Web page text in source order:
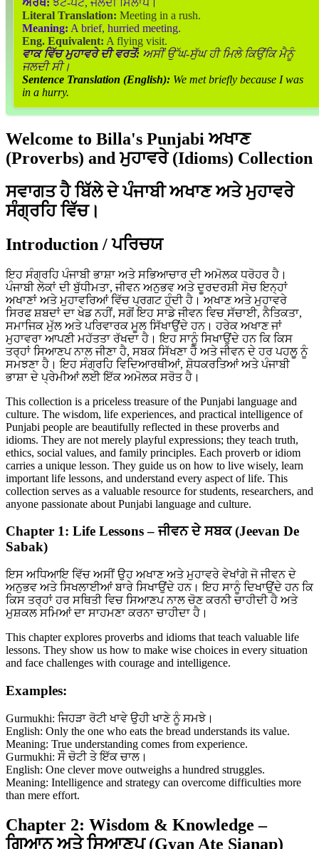
ਅਰਥ: ਝਟ-ਪਟ, ਜਲਦੀ ਮਿਲਾਪ।
Literal Translation: Meeting in a rush.
Meaning: A brief, hurried meeting.
Eng. Equivalent: A flying visit.
ਵਾਕ ਵਿੱਚ ਮੁਹਾਵਰੇ ਦੀ ਵਰਤੋਂ: ਅਸੀਂ ਉੱਘ-ਸੁੱਘ ਹੀ ਮਿਲੇ ਕਿਉਂਕਿ ਮੈਨੂੰ
ਜਲਦੀ ਸੀ।
Sentence Translation (English): We met briefly because I was
in a hurry.
Welcome to Billa's Punjabi ਅਖਾਣ
(Proverbs) and ਮੁਹਾਵਰੇ (Idioms) Collection
ਸਵਾਗਤ ਹੈ ਬਿੱਲੇ ਦੇ ਪੰਜਾਬੀ ਅਖਾਣ ਅਤੇ ਮੁਹਾਵਰੇ
ਸੰਗ੍ਰਹਿ ਵਿੱਚ।
Introduction / ਪਰਿਚਯ
ਇਹ ਸੰਗ੍ਰਹਿ ਪੰਜਾਬੀ ਭਾਸ਼ਾ ਅਤੇ ਸਭਿਆਚਾਰ ਦੀ ਅਮੋਲਕ ਧਰੋਹਰ ਹੈ।
ਪੰਜਾਬੀ ਲੋਕਾਂ ਦੀ ਬੁੱਧੀਮਤਾ, ਜੀਵਨ ਅਨੁਭਵ ਅਤੇ ਦੂਰਦਰਸ਼ੀ ਸੋਚ ਇਨ੍ਹਾਂ
ਅਖਾਣਾਂ ਅਤੇ ਮੁਹਾਵਰਿਆਂ ਵਿੱਚ ਪ੍ਰਗਟ ਹੁੰਦੀ ਹੈ। ਅਖਾਣ ਅਤੇ ਮੁਹਾਵਰੇ
ਸਿਰਫ ਸ਼ਬਦਾਂ ਦਾ ਖੇਡ ਨਹੀਂ, ਸਗੋਂ ਇਹ ਸਾਡੇ ਜੀਵਨ ਵਿਚ ਸੱਚਾਈ, ਨੈਤਿਕਤਾ,
ਸਮਾਜਿਕ ਮੁੱਲ ਅਤੇ ਪਰਿਵਾਰਕ ਮੂਲ ਸਿੱਖਾਉਂਦੇ ਹਨ। ਹਰੇਕ ਅਖਾਣ ਜਾਂ
ਮੁਹਾਵਰਾ ਆਪਣੀ ਮਹੱਤਤਾ ਰੱਖਦਾ ਹੈ। ਇਹ ਸਾਨੂੰ ਸਿਖਾਉਂਦੇ ਹਨ ਕਿ ਕਿਸ
ਤਰ੍ਹਾਂ ਸਿਆਣਪ ਨਾਲ ਜੀਣਾ ਹੈ, ਸਬਕ ਸਿੱਖਣਾ ਹੈ ਅਤੇ ਜੀਵਨ ਦੇ ਹਰ ਪਹਲੂ ਨੂੰ
ਸਮਝਣਾ ਹੈ। ਇਹ ਸੰਗ੍ਰਹਿ ਵਿਦਿਆਰਥੀਆਂ, ਸ਼ੋਧਕਰਤਿਆਂ ਅਤੇ ਪੰਜਾਬੀ
ਭਾਸ਼ਾ ਦੇ ਪ੍ਰੇਮੀਆਂ ਲਈ ਇੱਕ ਅਮੋਲਕ ਸਰੋਤ ਹੈ।
This collection is a priceless treasure of the Punjabi language and
culture. The wisdom, life experiences, and practical intelligence of
Punjabi people are beautifully reflected in these proverbs and
idioms. They are not merely playful expressions; they teach truth,
ethics, social values, and family principles. Each proverb or idiom
carries a unique lesson. They guide us on how to live wisely, learn
important life lessons, and understand every aspect of life. This
collection serves as a valuable resource for students, researchers, and
anyone passionate about Punjabi language and culture.
Chapter 1: Life Lessons – ਜੀਵਨ ਦੇ ਸਬਕ (Jeevan De
Sabak)
ਇਸ ਅਧਿਆਇ ਵਿੱਚ ਅਸੀਂ ਉਹ ਅਖਾਣ ਅਤੇ ਮੁਹਾਵਰੇ ਵੇਖਾਂਗੇ ਜੋ ਜੀਵਨ ਦੇ
ਅਨੁਭਵ ਅਤੇ ਸਿਖਲਾਈਆਂ ਬਾਰੇ ਸਿਖਾਉਂਦੇ ਹਨ। ਇਹ ਸਾਨੂੰ ਦਿਖਾਉਂਦੇ ਹਨ ਕਿ
ਕਿਸ ਤਰ੍ਹਾਂ ਹਰ ਸਥਿਤੀ ਵਿਚ ਸਿਆਣਪ ਨਾਲ ਚੋਣ ਕਰਨੀ ਚਾਹੀਦੀ ਹੈ ਅਤੇ
ਮੁਸ਼ਕਲ ਸਮਿਆਂ ਦਾ ਸਾਹਮਣਾ ਕਰਨਾ ਚਾਹੀਦਾ ਹੈ।
This chapter explores proverbs and idioms that teach valuable life
lessons. They show us how to make wise choices in every situation
and face challenges with courage and intelligence.
Examples:
Gurmukhi: ਜਿਹੜਾ ਰੋਟੀ ਖਾਵੇ ਉਹੀ ਖਾਣੇ ਨੂੰ ਸਮਝੇ।
English: Only the one who eats the bread understands its value.
Meaning: True understanding comes from experience.
Gurmukhi: ਸੌ ਚੋਟੀ ਤੇ ਇੱਕ ਚਾਲ।
English: One clever move outweighs a hundred struggles.
Meaning: Intelligence and strategy can overcome difficulties more
than mere effort.
Chapter 2: Wisdom & Knowledge –
ਗਿਆਨ ਅਤੇ ਸਿਆਣਪ (Gyan Ate Sianap)